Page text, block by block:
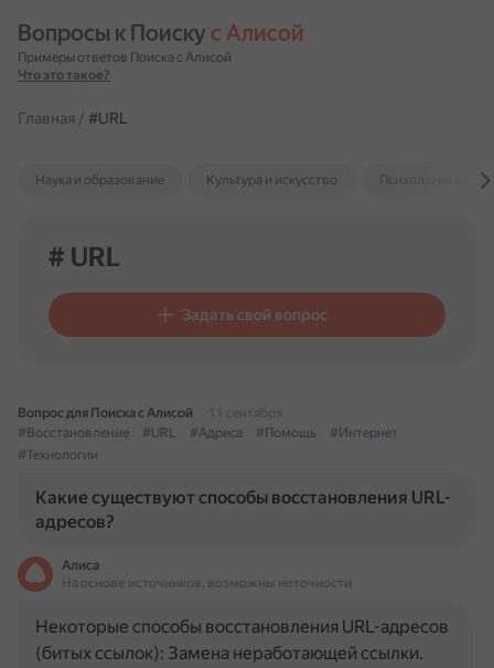
Вопросы к Поиску с Алисой
Примеры ответов Поиска с Алисой
Что это такое?
Главная / #URL
Наука и образование Культура и искусство Психология и
# URL
Задать свой вопрос
Вопрос для Поиска с Алисой
11 сентября
#Восстановление
#URL #Адреса #Помощь
#Интернет
#Технологии
Какие существуют способы восстановления URL-
адресов?
Алиса
На основе источников, возможны неточности
Некоторые способы восстановления URL-адресов
(битых ссылок): Замена неработающей ссылки.